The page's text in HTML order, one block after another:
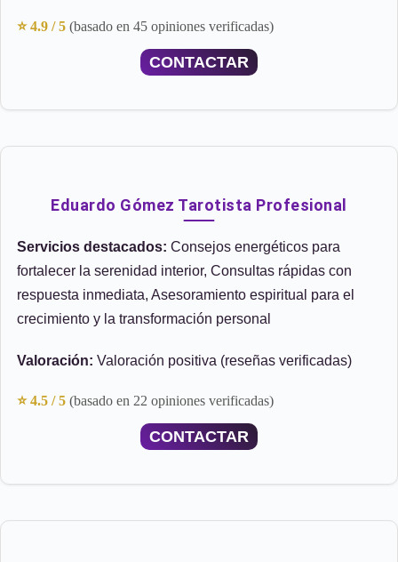
⭐ 4.9 / 5 (basado en 45 opiniones verificadas)
CONTACTAR
Eduardo Gómez Tarotista Profesional
Servicios destacados: Consejos energéticos para
fortalecer la serenidad interior, Consultas rápidas con
respuesta inmediata, Asesoramiento espiritual para el
crecimiento y la transformación personal
Valoración: Valoración positiva (reseñas verificadas)
⭐ 4.5 / 5 (basado en 22 opiniones verificadas)
CONTACTAR